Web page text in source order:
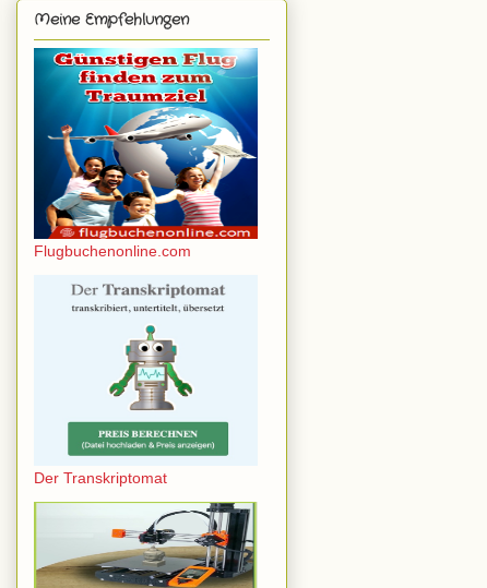
Meine Empfehlungen
Flugbuchenonline.com
Der Transkriptomat